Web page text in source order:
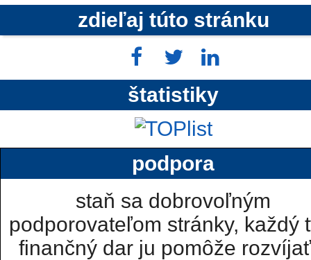
zdieľaj túto stránku
štatistiky
podpora
staň sa dobrovoľným
podporovateľom stránky, každý
finančný dar ju pomôže